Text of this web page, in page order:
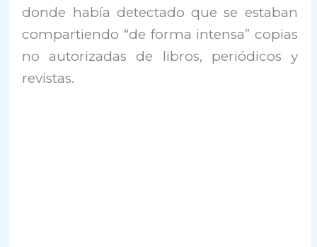
donde había detectado que se estaban
compartiendo “de forma intensa” copias
no autorizadas de libros, periódicos y
revistas.